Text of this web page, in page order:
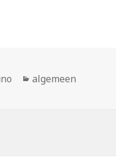
Categorieën
algemeen